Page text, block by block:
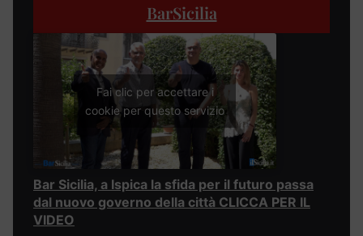
BarSicilia
Fai clic per accettare i
cookie per questo servizio
Bar Sicilia, a Ispica la sfida per il futuro passa
dal nuovo governo della città CLICCA PER IL
VIDEO